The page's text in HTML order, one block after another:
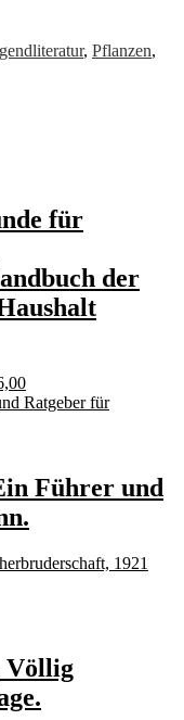
, Pflanzen,
für
der
Führer und
1921
Völlig